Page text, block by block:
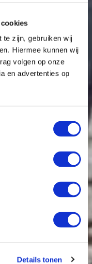
te zijn, gebruiken wij
Hiermee kunnen wij
volgen op onze
en advertenties op
Details tonen